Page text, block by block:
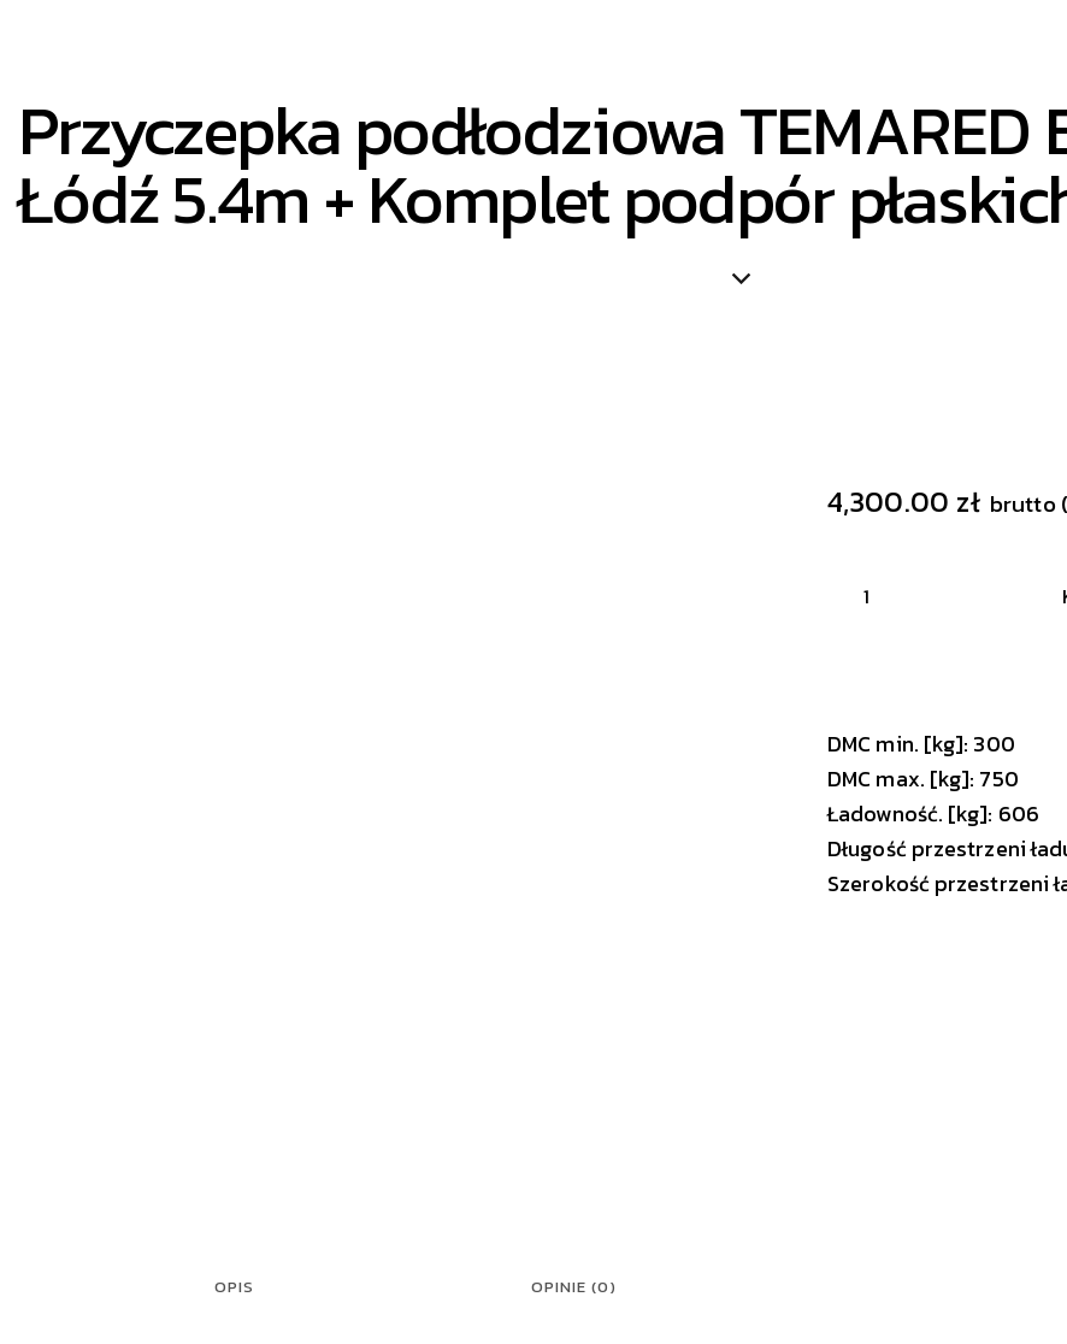
Przyczepka podłodziowa
Łódź 5.4m + Komplet podpór
4,300.00 zł brutto (
DMC min. [kg]: 300
DMC max. [kg]: 750
Ładowność. [kg]: 606
Długość przestrzeni
Szerokość przestrzeni
OPIS OPINIE (0)